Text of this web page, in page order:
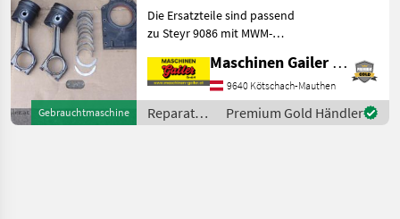
Gebrauchtmaschine
Die Ersatzteile sind passend
zu Steyr 9086 mit MWM-
4x Zylinderkopf komplett,
3x Büchsen, 3x Kolben
komplett, 2x
Motorölpumpe, 3x Gleitlage
Maschinen Gailer GmbH
9640 Kötschach-Mauthen
Reparatur
und
Premium Gold Händler